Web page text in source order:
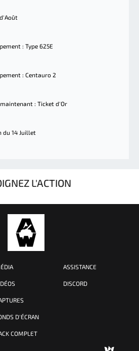
: Type 625E
: Centauro 2
: Ticket d'Or
du 14 Juillet
L'ACTION
D'ÉCRAN
COMPLET
ASSISTANCE
DISCORD